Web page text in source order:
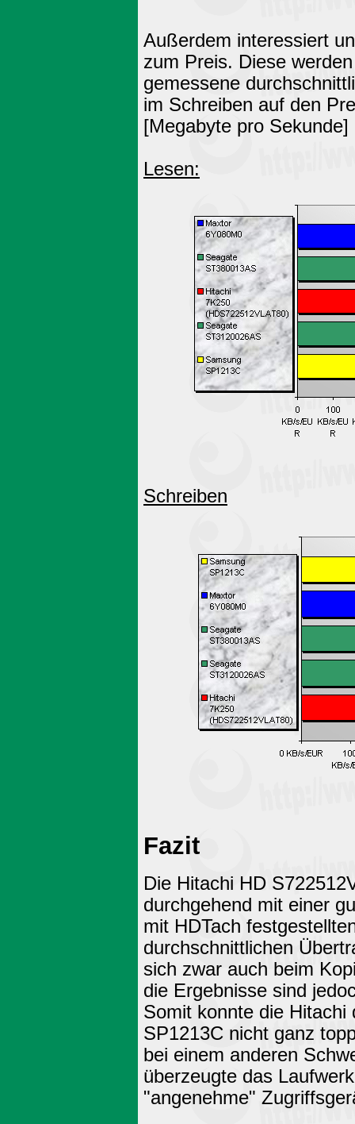
Außerdem interessiert
zum Preis. Diese
gemessene
im Schreiben auf den
[Megabyte pro Sekunde]
Lesen:
Schreiben
Fazit
Die Hitachi HD
durchgehend mit einer
mit HDTach
durchschnittlichen
sich zwar auch beim
die Ergebnisse sind
Somit konnte die
SP1213C nicht ganz
bei einem anderen
überzeugte das
"angenehme"